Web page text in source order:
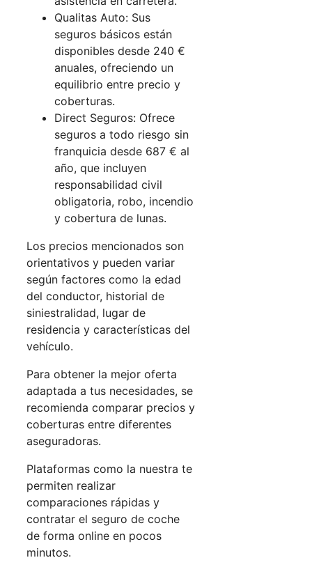
Qualitas Auto: Sus
seguros básicos están
disponibles desde 240 €
anuales, ofreciendo un
equilibrio entre precio y
coberturas.
Direct Seguros: Ofrece
seguros a todo riesgo sin
franquicia desde 687 € al
año, que incluyen
responsabilidad civil
obligatoria, robo, incendio
y cobertura de lunas.
Los precios mencionados son
orientativos y pueden variar
según factores como la edad
del conductor, historial de
siniestralidad, lugar de
residencia y características del
vehículo.
Para obtener la mejor oferta
adaptada a tus necesidades, se
recomienda comparar precios y
coberturas entre diferentes
aseguradoras.
Plataformas como la nuestra te
permiten realizar
comparaciones rápidas y
contratar el seguro de coche
de forma online en pocos
minutos.